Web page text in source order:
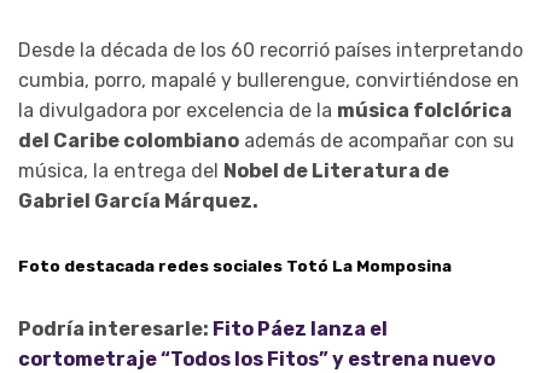
Desde la década de los 60 recorrió países interpretando
cumbia, porro, mapalé y bullerengue, convirtiéndose en
la divulgadora por excelencia de la música folclórica
del Caribe colombiano además de acompañar con su
música, la entrega del Nobel de Literatura de
Gabriel García Márquez.
Foto destacada redes sociales Totó La Momposina
Podría interesarle: Fito Páez lanza el
cortometraje “Todos los Fitos” y estrena nuevo